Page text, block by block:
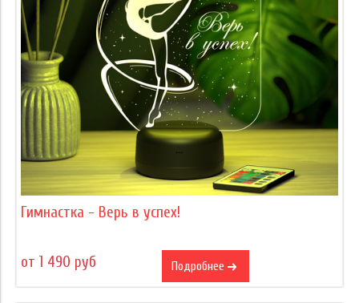
Гимнастка - Верь в успех!
от 1 490 руб Подробнее